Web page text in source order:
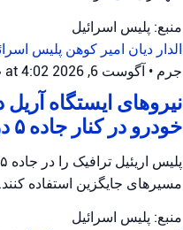
منبع: پلیس اسرائیل
الدار دیان امیر کوهن پلیس
جرم • آگوست 6, 2026 at 4:02 ب.ظ
نیروهای ایستگاه
خودرو در کنار جاده ۵ در سامره فعالیت می‌کنند.
مسیرهای جایگزین استفاده کنند.
منبع: پلیس اسرائیل